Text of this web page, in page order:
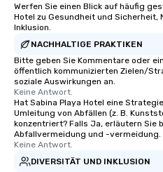
Werfen Sie einen Blick auf häufig
Hotel zu Gesundheit und
Inklusion.
NACHHALTIGE PRAKTIKEN
Bitte geben Sie Kommentare oder
öffentlich kommunizierten Zielen/
soziale Auswirkungen an.
Keine Antwort.
Hat Sabina Playa Hotel eine
Umleitung von Abfällen (z. B.
konzentriert? Falls Ja, erläutern Sie
Abfallvermeidung und -vermeidung.
Keine Antwort.
DIVERSITÄT UND INKLUSION